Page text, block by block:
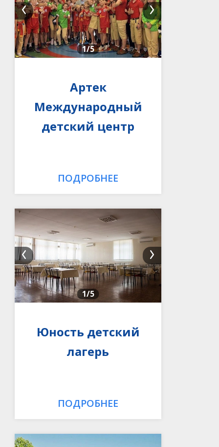
1/5
Артек
Международный
детский центр
ПОДРОБНЕЕ
1/5
Юность детский
лагерь
ПОДРОБНЕЕ